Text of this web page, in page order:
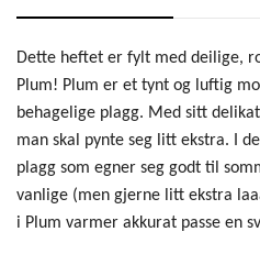
Dette heftet er fylt med deilige,
Plum! Plum er et tynt og luftig
behagelige plagg. Med sitt
man skal pynte seg litt ekstra. I
plagg som egner seg godt til
vanlige (men gjerne litt ekstra
i Plum varmer akkurat passe en